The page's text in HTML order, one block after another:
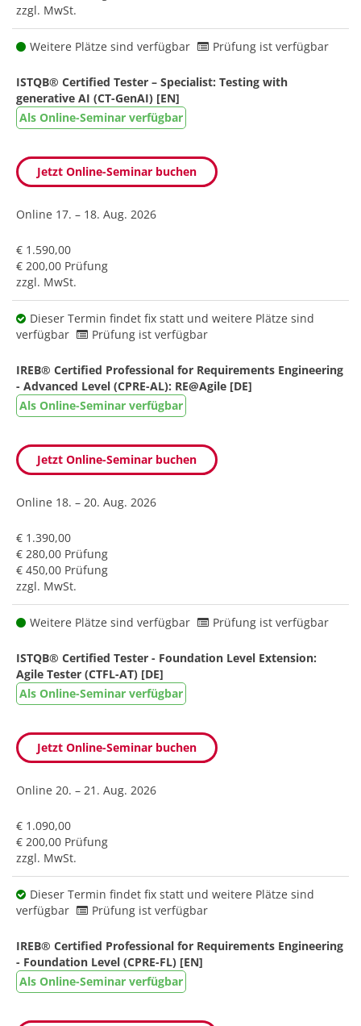
zzgl. MwSt.
Weitere Plätze sind verfügbar Prüfung ist verfügbar
ISTQB® Certified Tester – Specialist: Testing with
generative AI (CT-GenAI) [EN]
Als Online-Seminar verfügbar
Jetzt Online-Seminar buchen
Online 17. – 18. Aug. 2026
€ 1.590,00
€ 200,00 Prüfung
zzgl. MwSt.
Dieser Termin findet fix statt und weitere Plätze sind
verfügbar
Prüfung ist verfügbar
IREB® Certified Professional for Requirements Engineering
- Advanced Level (CPRE-AL): RE@Agile [DE]
Als Online-Seminar verfügbar
Jetzt Online-Seminar buchen
Online 18. – 20. Aug. 2026
€ 1.390,00
€ 280,00 Prüfung
€ 450,00 Prüfung
zzgl. MwSt.
Weitere Plätze sind verfügbar Prüfung ist verfügbar
ISTQB® Certified Tester - Foundation Level Extension:
Agile Tester (CTFL-AT) [DE]
Als Online-Seminar verfügbar
Jetzt Online-Seminar buchen
Online 20. – 21. Aug. 2026
€ 1.090,00
€ 200,00 Prüfung
zzgl. MwSt.
Dieser Termin findet fix statt und weitere Plätze sind
verfügbar
Prüfung ist verfügbar
IREB® Certified Professional for Requirements Engineering
- Foundation Level (CPRE-FL) [EN]
Als Online-Seminar verfügbar